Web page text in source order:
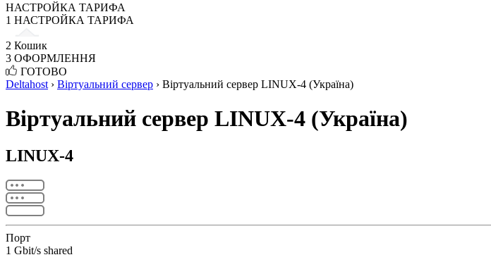
НАСТРОЙКА ТАРИФА
1 НАСТРОЙКА ТАРИФА
2 Кошик
3 ОФОРМЛЕННЯ
ГОТОВО
Deltahost › Віртуальний сервер › Віртуальний сервер LINUX-4 (Україна)
Віртуальний сервер LINUX-4 (Україна)
LINUX-4
Порт
1 Gbit/s shared